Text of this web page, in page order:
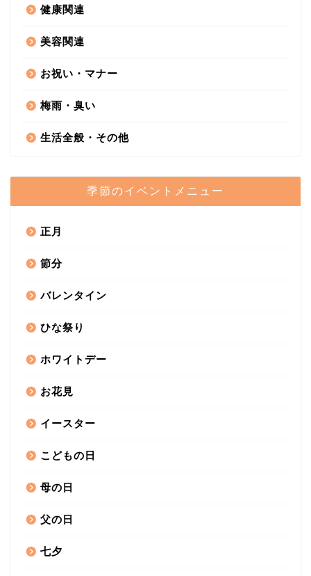
健康関連
美容関連
お祝い・マナー
梅雨・臭い
生活全般・その他
季節のイベントメニュー
正月
節分
バレンタイン
ひな祭り
ホワイトデー
お花見
イースター
こどもの日
母の日
父の日
七夕